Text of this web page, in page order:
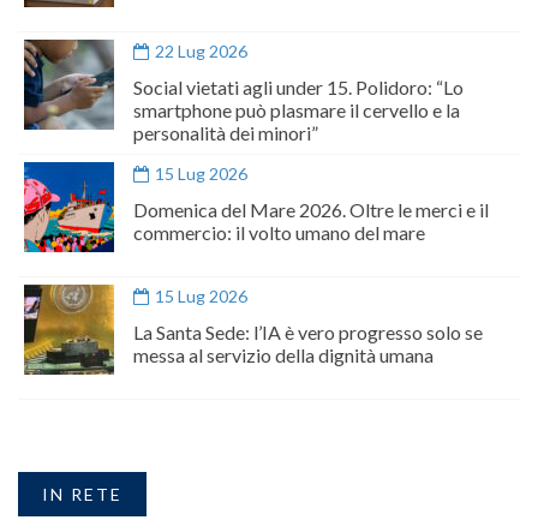
22 Lug 2026
Social vietati agli under 15. Polidoro: “Lo
smartphone può plasmare il cervello e la
personalità dei minori”
15 Lug 2026
Domenica del Mare 2026. Oltre le merci e il
commercio: il volto umano del mare
15 Lug 2026
La Santa Sede: l’IA è vero progresso solo se
messa al servizio della dignità umana
IN RETE